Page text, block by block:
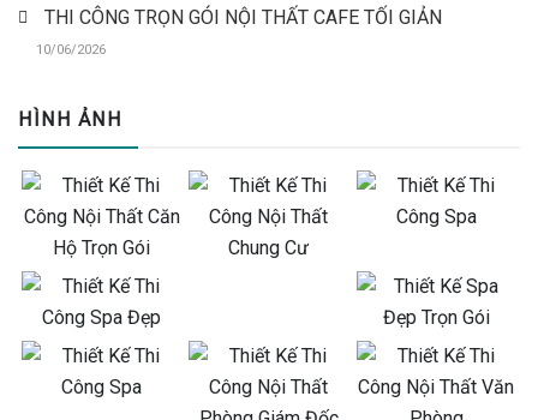
THI CÔNG TRỌN GÓI NỘI THẤT CAFE TỐI GIẢN
10/06/2026
HÌNH ẢNH